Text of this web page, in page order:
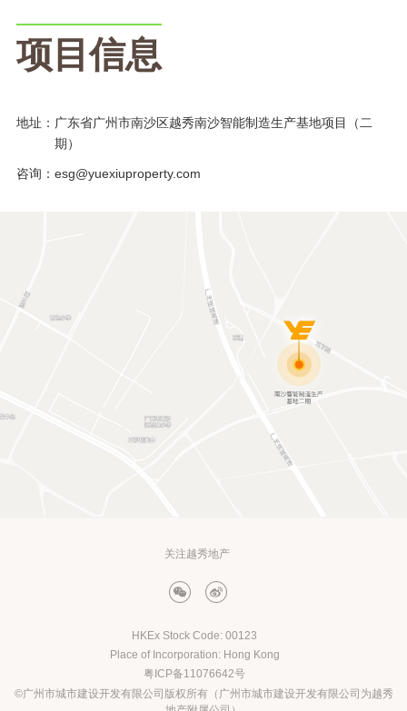
项目信息
地址： 广东省广州市南沙区越秀南沙智能制造生产基地项目（二
期）
咨询： esg@yuexiuproperty.com
关注越秀地产
HKEx Stock Code: 00123
Place of Incorporation: Hong Kong
粤ICP备11076642号
©广州市城市建设开发有限公司版权所有（广州市城市建设开发有限公司为越秀